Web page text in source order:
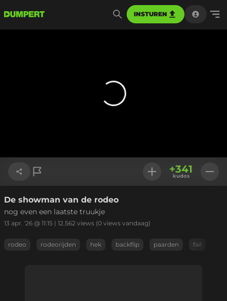
INSTUREN
Link kopiëren
+341
kudos
De showman van de rodeo
nog even een laatste truukje
13 apr. '26 @ 11:15 | 12.562 views (0 views vandaag)
rodeo rodeorijden hek backflip paarden fail